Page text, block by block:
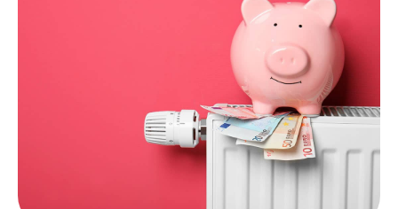
Happyness & Opmerkelijk
Lifestyle, Sport & Duurzaamheid
Gadgets & Tech
Top 5 van Valerie
Health & Beauty
Huis & Tuin